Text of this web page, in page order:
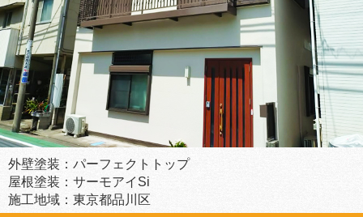
外壁塗装：パーフェクトトップ
屋根塗装：サーモアイSi
施工地域：東京都品川区